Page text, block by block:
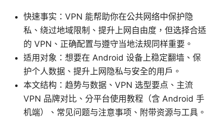
快速事实：VPN 能帮助你在公共网络中保护隐
私、绕过地域限制、提升上网自由度，但选择合适
的 VPN、正确配置与遵守当地法规同样重要。
适用对象：想要在 Android 设备上稳定翻墙、保
护个人数据、提升上网隐私与安全的用户。
本文结构：趋势与数据、VPN 选型要点、主流
VPN 品牌对比、分平台使用教程（含 Android 手
机端）、常见问题与注意事项、附带资源与工具。